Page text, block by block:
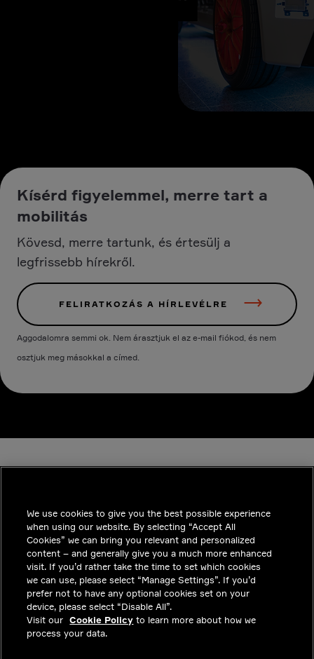
Kísérd figyelemmel, merre tart a
mobilitás
Kövesd, merre tartunk, és értesülj a
legfrissebb hírekről.
FELIRATKOZÁS A HÍRLEVÉLRE
Aggodalomra semmi ok. Nem árasztjuk el az e-mail fiókod, és nem
osztjuk meg másokkal a címed.
INDUSTRIES
INSIGHTS
MEGOLDÁSOK
KARRIER
BEFEKTETŐK
We use cookies to give you the best possible experience
when using our website. By selecting “Accept All
Cookies” we can bring you relevant and personalized
content – and generally give you a much more enhanced
visit. If you’d rather take the time to set which cookies
we can use, please select “Manage Settings”. If you’d
prefer not to have any optional cookies set on your
device, please select “Disable All”.
Visit our Cookie Policy to learn more about how we
process your data.